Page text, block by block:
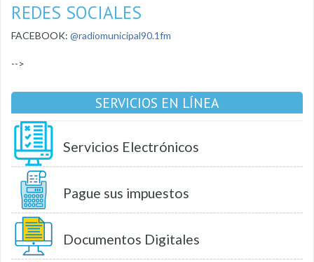
REDES SOCIALES
FACEBOOK: @radiomunicipal90.1fm
-->
SERVICIOS EN LÍNEA
Servicios Electrónicos
Pague sus impuestos
Documentos Digitales